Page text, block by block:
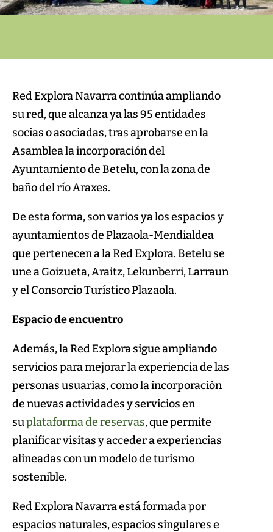
Red Explora Navarra continúa ampliando
su red, que alcanza ya las 95 entidades
socias o asociadas, tras aprobarse en la
Asamblea la incorporación del
Ayuntamiento de Betelu, con la zona de
baño del río Araxes.
De esta forma, son varios ya los espacios y
ayuntamientos de Plazaola-Mendialdea
que pertenecen a la Red Explora. Betelu se
une a Goizueta, Araitz, Lekunberri, Larraun
y el Consorcio Turístico Plazaola.
Espacio de encuentro
Además, la Red Explora sigue ampliando
servicios para mejorar la experiencia de las
personas usuarias, como la incorporación
de nuevas actividades y servicios en
suplataforma de reservas, que permite
planificar visitas y acceder a experiencias
alineadas con un modelo de turismo
sostenible.
Red Explora Navarra está formada por
espacios naturales, espacios singulares e